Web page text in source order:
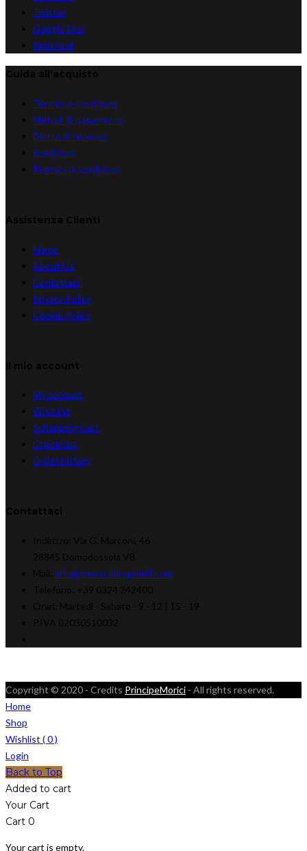
Twitter
Google Plus
Pinterest
Termini e condizioni
Metodi di pagamento
Diritto di recesso
Spedizioni
Rintraccia spedizioni
Home
About Us
Contattaci
Privacy Policy
Cookie Policy
My account
Wish list
Schopping Cart
Check out
Order history
info@menocchiogioielli.com
Copyright © 2020 - Credits PrincipeMorici - All rights reserved.
Home
Shop
Wishlist (0)
Login
Back to Top
Added to cart
Your Cart
Cart 0
Your cart is empty.